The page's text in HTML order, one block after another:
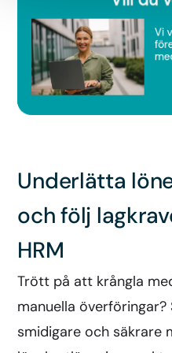
Underlätta
och följ
HRM
Trött på att krångla
manuella
smidigare och säkrare